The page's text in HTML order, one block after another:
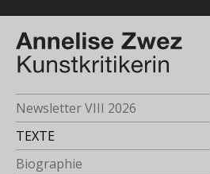
Newsletter VIII 2026
TEXTE
Biographie